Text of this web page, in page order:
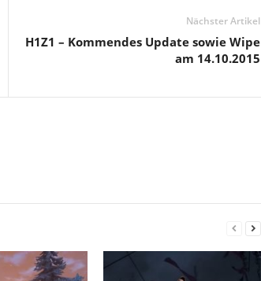
Nächster Artikel
H1Z1 – Kommendes Update sowie Wipe
am 14.10.2015